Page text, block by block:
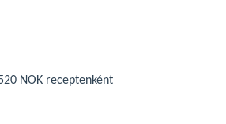
NOK receptenként